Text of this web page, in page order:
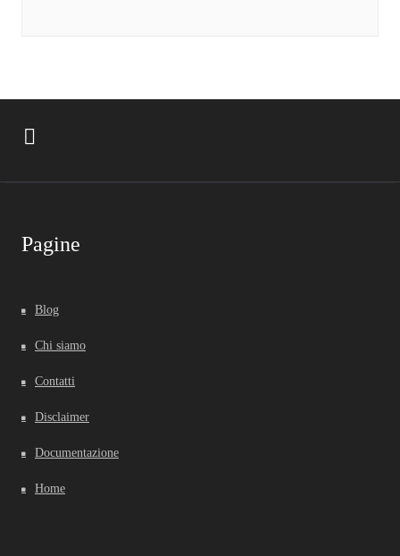
Pagine
Blog
Chi siamo
Contatti
Disclaimer
Documentazione
Home